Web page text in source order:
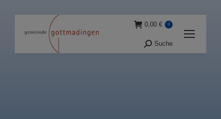
0,00 € 0
Suche:
Suche